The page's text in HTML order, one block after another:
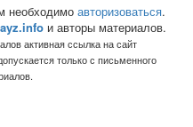
необходимо авторизоваться.
и авторы материалов.
активная ссылка на сайт
только с письменного